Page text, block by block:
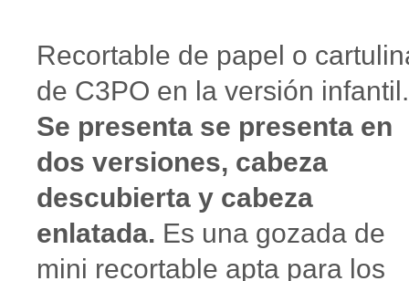
Recortable de papel o
de C3PO en la versión infantil.
Se presenta se presenta en
dos versiones, cabeza
descubierta y cabeza
enlatada. Es una gozada de
mini recortable apta para los